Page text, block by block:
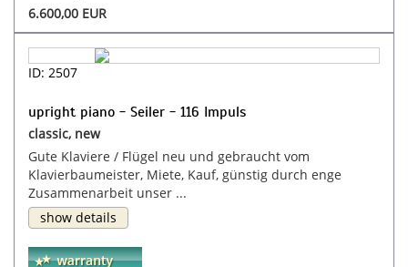
6.600,00 EUR
ID: 2507
upright piano - Seiler - 116 Impuls
classic, new
Gute Klaviere / Flügel neu und gebraucht vom
Klavierbaumeister, Miete, Kauf, günstig durch enge
Zusammenarbeit unser ...
show details